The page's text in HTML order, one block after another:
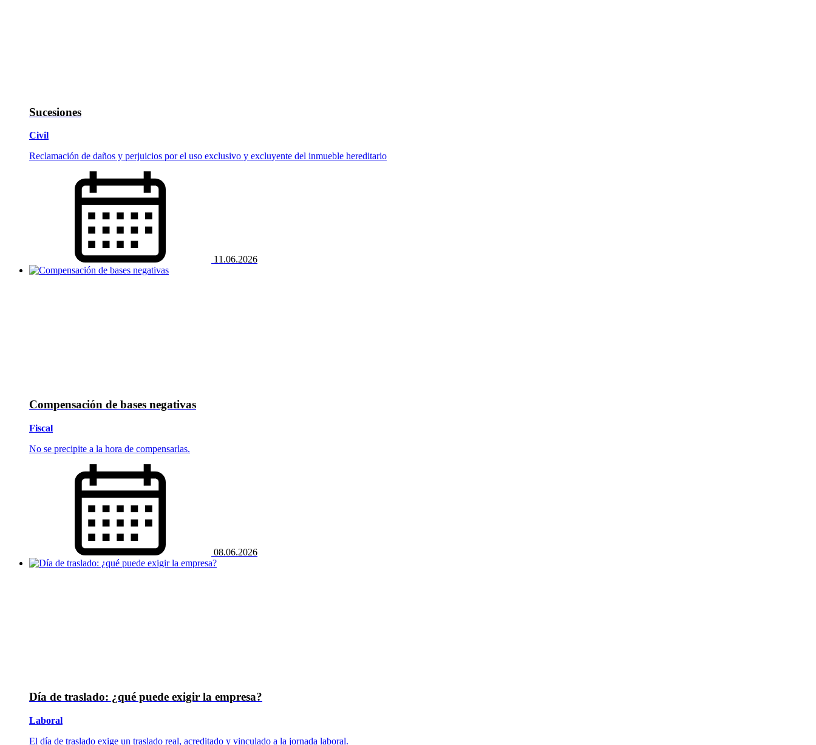
Sucesiones
Civil
Reclamación de daños y perjuicios por el uso exclusivo y excluyente del inmueble hereditario
11.06.2026
Compensación de bases negativas
Fiscal
No se precipite a la hora de compensarlas.
08.06.2026
Día de traslado: ¿qué puede exigir la empresa?
Laboral
El día de traslado exige un traslado real, acreditado y vinculado a la jornada laboral.